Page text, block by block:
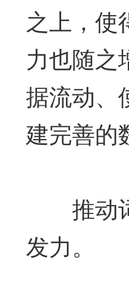
之上，使
力也随之
据流动、
建完善的
推动词
发力。